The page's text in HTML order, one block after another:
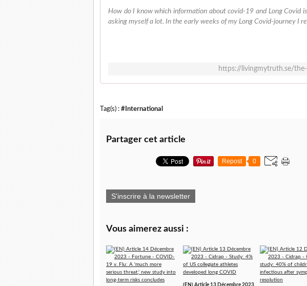
How do I know which information about covid-19 and Long Covid
asking myself a lot. In the early weeks of my Long Covid-journey I
https://livingmytruth.se/
Tag(s) : #International
Partager cet article
Repost 0
S'inscrire à la newsletter
Vous aimerez aussi :
(EN) Article 13 Décembre 2023